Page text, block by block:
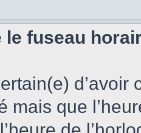
le fuseau
mais que